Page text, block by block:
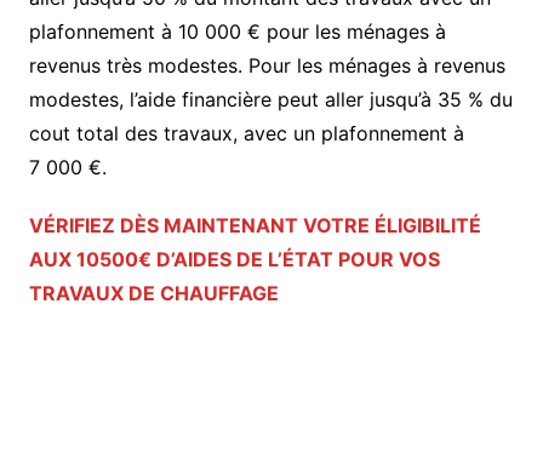
plafonnement à 10 000 € pour les ménages à
revenus très modestes. Pour les ménages à revenus
modestes, l’aide financière peut aller jusqu’à 35 % du
cout total des travaux, avec un plafonnement à
7 000 €.
VÉRIFIEZ DÈS MAINTENANT VOTRE ÉLIGIBILITÉ
AUX 10500€ D’AIDES DE L’ÉTAT POUR VOS
TRAVAUX DE CHAUFFAGE